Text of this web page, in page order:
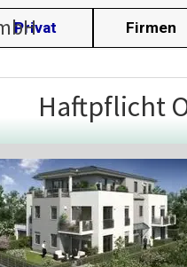
Menü überspringen
▼
Privat ▼
Firmen
Haftpflicht